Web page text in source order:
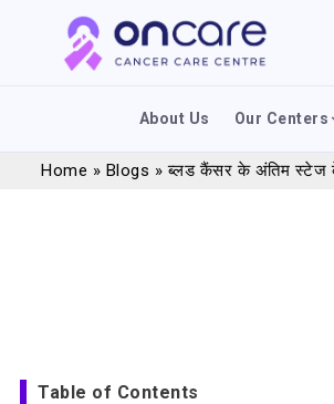
About Us Our Centers
Home » Blogs »ब्लड कैंसर के अंतिम स्टेज
Table of Contents